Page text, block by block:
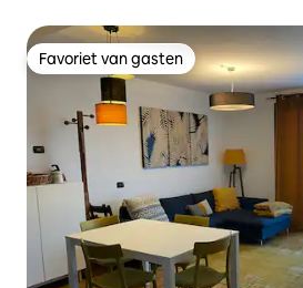
Favoriet van gasten
Favoriet van gasten